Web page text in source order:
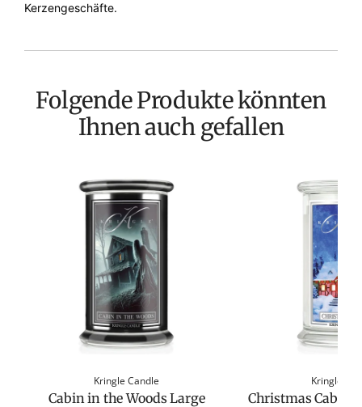
Kerzengeschäfte.
Folgende Produkte könnten
Ihnen auch gefallen
Kringle Candle
Cabin in the Woods Large
Kringle
Christmas Cabin